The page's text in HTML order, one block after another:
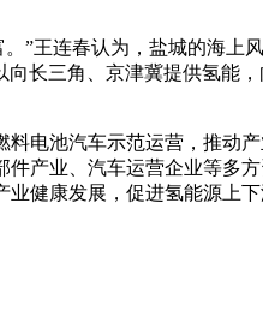
”王连春认为，盐城的海上
长三角、京津冀提供氢能
电池汽车示范运营，推动
产业、汽车运营企业等多
健康发展，促进氢能源上下